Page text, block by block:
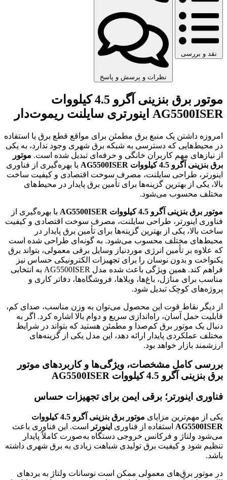
نقد و بررسی
نظرات و پرسش و پاسخ
موتور برق بنزینی آگرو 4.5 کیلووات
AG5500ISER اینورتری سایلنت ریموت‌دار
امروزه داشتن یک منبع برق مطمئن برای مواقع قطع برق یا استفاده
در محیط‌هایی که دسترسی به شبکه برق شهری وجود ندارد، به یکی
از نیازهای مهم کاربران خانگی و حرفه‌ای تبدیل شده است. موتور
برق بنزینی آگرو 4.5 کیلووات AG5500ISER
با بهره‌گیری از فناوری
اینورتر، طراحی سایلنت، مصرف سوخت اقتصادی و کیفیت ساخت
بالا، یکی از بهترین گزینه‌ها برای تأمین برق پایدار در محیط‌های
مختلف محسوب می‌شود.
موتور برق بنزینی آگرو 4.5 کیلووات AG5500ISER
با بهره‌گیری از
فناوری اینورتر، طراحی سایلنت، مصرف سوخت اقتصادی و کیفیت
ساخت بالا، یکی از بهترین گزینه‌ها برای تأمین برق پایدار در
محیط‌های مختلف محسوب می‌شود. به گونه‌ای طراحی شده است
که علاوه بر تأمین انرژی موردنیاز وسایل برقی معمولی، بتواند برق
یکنواخت و بدون نوسان را برای تجهیزات الکترونیکی حساس نیز
فراهم کند. همین ویژگی باعث شده مدل AG5500ISER به انتخابی
مناسب برای منازل، باغ‌ها، ویلاها، فروشگاه‌ها، دفاتر کاری و
پروژه‌های کوچک تبدیل شود.
از دیگر نقاط قوت این محصول می‌توان به وزن مناسب، صدای کم،
قابلیت حمل آسان، راه‌اندازی سریع و دوام بالا اشاره کرد. اگر به
دنبال یک موتور برق کم‌صدا و مطمئن هستید که بتواند در شرایط
مختلف عملکردی پایدار ارائه دهد، این مدل یکی از گزینه‌های
ارزشمند بازار خواهد بود.
بررسی کامل مشخصات، ویژگی‌ها و کاربردهای موتور
برق بنزینی آگرو 4.5 کیلووات AG5500ISER
فناوری اینورتر؛ برقی ایمن برای تجهیزات حساس
یکی از مهم‌ترین مزایای
موتور برق بنزینی آگرو 4.5 کیلووات
AG5500ISER استفاده از فناوری اینورتر
است. این فناوری باعث
می‌شود ولتاژ و فرکانس خروجی دستگاه به‌صورت کاملاً پایدار
تنظیم شود و کیفیت برق تولیدی شباهت زیادی به برق شهری داشته
باشد.
در موتور برق‌های معمولی ممکن است نوسانات ولتاژ به بردهای